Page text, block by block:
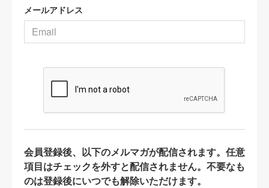
メールアドレス
会員登録後、以下のメルマガが配信されます。任意
項目はチェックを外すと配信されません。不要なも
のは登録後にいつでも解除いただけます。